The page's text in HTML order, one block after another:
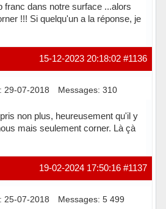
franc dans notre surface ...alors
!!! Si quelqu'un a la réponse, je
#1136
15-12-2023 20:18:02
29-07-2018 Messages: 310
non plus, heureusement qu'il y
mais seulement corner. Là çà
#1137
19-02-2024 17:50:16
25-07-2018 Messages: 5 499